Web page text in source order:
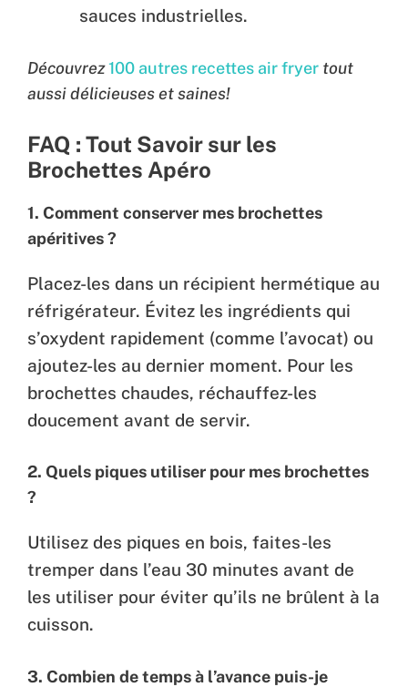
sauces industrielles.
Découvrez100 autres recettes air fryer tout
aussi délicieuses et saines!
FAQ : Tout Savoir sur les
Brochettes Apéro
1. Comment conserver mes brochettes
apéritives ?
Placez-les dans un récipient hermétique au
réfrigérateur. Évitez les ingrédients qui
s’oxydent rapidement (comme l’avocat) ou
ajoutez-les au dernier moment. Pour les
brochettes chaudes, réchauffez-les
doucement avant de servir.
2. Quels piques utiliser pour mes brochettes
?
Utilisez des piques en bois, faites-les
tremper dans l’eau 30 minutes avant de
les utiliser pour éviter qu’ils ne brûlent à la
cuisson.
3. Combien de temps à l’avance puis-je